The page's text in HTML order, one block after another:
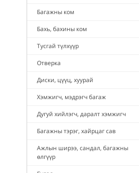
Багажны ком
Бахь, бахины ком
Тусгай түлхүүр
Отверка
Диски, цүүц, хуурай
Хэмжигч, мэдрэгч багаж
Дугуй хийлэгч, даралт хэмжигч
Багажны тэрэг, хайрцаг сав
Ажлын ширээ, сандал, багажны
өлгүүр